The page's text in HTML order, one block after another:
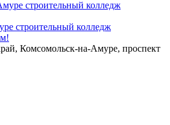
строительный колледж
Комсомольск-на-Амуре, проспект